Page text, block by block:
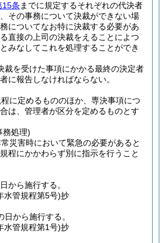
15条 までに規定するそれぞれの代決者
その事務について決裁ができない場
についてなお特に決裁する必要があ
直接の上司の決裁をえることによつ
みなしてこれを処理することができ
裁を受けた事項にかかる最終の決定者
に報告しなければならない。
に定めるもののほか、専決事項につ
は、管理者が区分を定めるものとす
務処理)
災害時において緊急の必要があると
程にかかわらず別に指示を行うこと
から施行する。
水管規程第5号)抄
から施行する。
水管規程第1号)抄